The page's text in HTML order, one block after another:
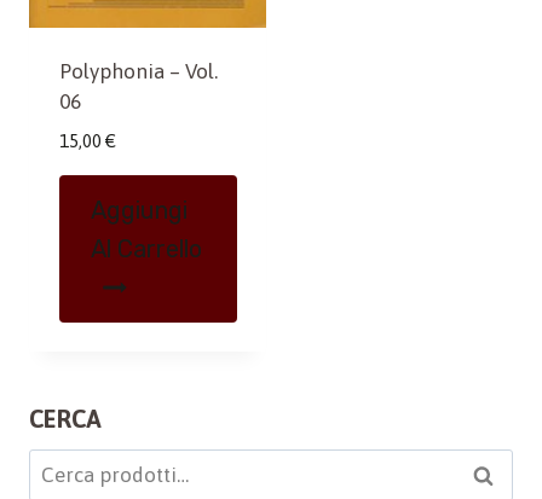
Polyphonia – Vol.
06
15,00 €
Aggiungi
Al Carrello
CERCA
Cerca: Cerca